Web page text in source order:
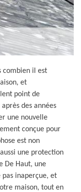
combien il est
et
point de
des années
une nouvelle
conçue pour
est non
une protection
De Haut, une
inaperçue, et
maison, tout en